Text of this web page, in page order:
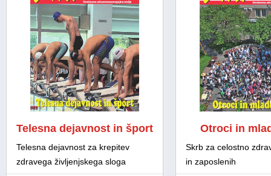
Telesna dejavnost in šport
Telesna dejavnost za krepitev
zdravega življenjskega sloga
Otroci in
Skrb za celostno
in zaposlenih